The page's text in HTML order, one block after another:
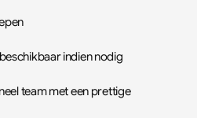
indien nodig